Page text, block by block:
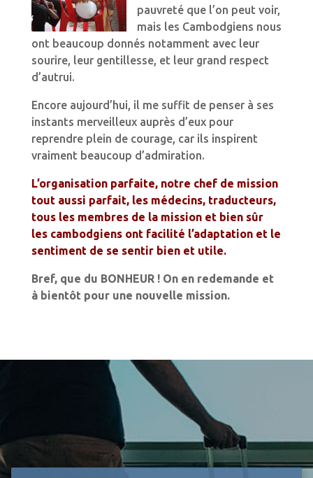
pauvreté que l’on peut voir,
mais les Cambodgiens nous
ont beaucoup donnés notamment avec leur
sourire, leur gentillesse, et leur grand respect
d’autrui.
Encore aujourd’hui, il me suffit de penser à ses
instants merveilleux auprès d’eux pour
reprendre plein de courage, car ils inspirent
vraiment beaucoup d’admiration.
L’organisation parfaite, notre chef de mission
tout aussi parfait, les médecins, traducteurs,
tous les membres de la mission et bien sûr
les cambodgiens ont facilité l’adaptation et le
sentiment de se sentir bien et utile.
Bref, que du BONHEUR ! On en redemande et
à bientôt pour une nouvelle mission.